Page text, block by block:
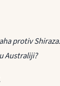
protiv
Australiji?